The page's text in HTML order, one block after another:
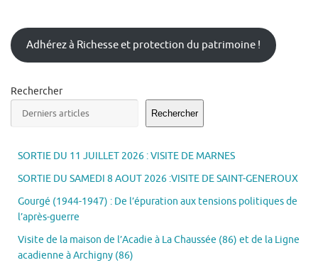
Adhérez à Richesse et protection du patrimoine !
Rechercher
Rechercher
SORTIE DU 11 JUILLET 2026 : VISITE DE MARNES
SORTIE DU SAMEDI 8 AOUT 2026 :VISITE DE SAINT-GENEROUX
Gourgé (1944-1947) : De l’épuration aux tensions politiques de
l’après-guerre
Visite de la maison de l’Acadie à La Chaussée (86) et de la Ligne
acadienne à Archigny (86)